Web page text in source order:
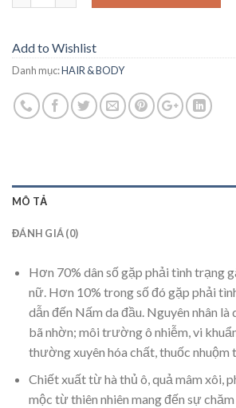
Add to Wishlist
Danh mục:HAIR & BODY
MÔ TẢ
ĐÁNH GIÁ (0)
Hơn 70% dân số gặp phải tình trạng
nữ. Hơn 10% trong số đó gặp phải
dẫn đến Nấm da đầu. Nguyên nhân là
bã nhờn; môi trường ô nhiễm, vi
thường xuyên hóa chất, thuốc nhuộm
Chiết xuất từ hà thủ ô, quả mâm xôi,
mộc từ thiên nhiên mang đến sự